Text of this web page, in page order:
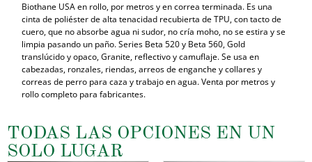
Biothane USA en rollo, por metros y en correa terminada. Es una
cinta de poliéster de alta tenacidad recubierta de TPU, con tacto de
cuero, que no absorbe agua ni sudor, no cría moho, no se estira y se
limpia pasando un paño. Series Beta 520 y Beta 560, Gold
translúcido y opaco, Granite, reflectivo y camuflaje. Se usa en
cabezadas, ronzales, riendas, arreos de enganche y collares y
correas de perro para caza y trabajo en agua. Venta por metros y
rollo completo para fabricantes.
TODAS LAS OPCIONES EN UN
SOLO LUGAR